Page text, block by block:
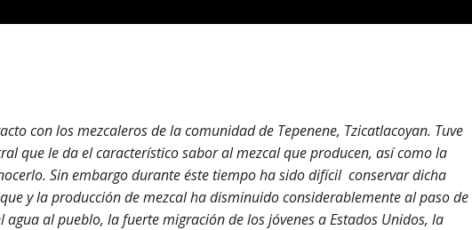
con los mezcaleros de la comunidad de Tepenene, Tzicatlacoyan. Tuve
que le da el característico sabor al mezcal que producen, así como la
Sin embargo durante éste tiempo ha sido difícil conservar dicha
y la producción de mezcal ha disminuido considerablemente al paso de
al pueblo, la fuerte migración de los jóvenes a Estados Unidos, la